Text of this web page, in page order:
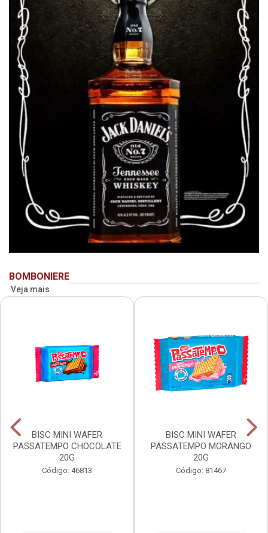
BOMBONIERE
Veja mais
BISC MINI WAFER
PASSATEMPO CHOCOLATE
20G
Código: 46813
BISC MINI WAFER
PASSATEMPO MORANGO
20G
Código: 81467